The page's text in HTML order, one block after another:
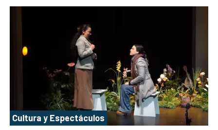
Cultura y Espectáculos